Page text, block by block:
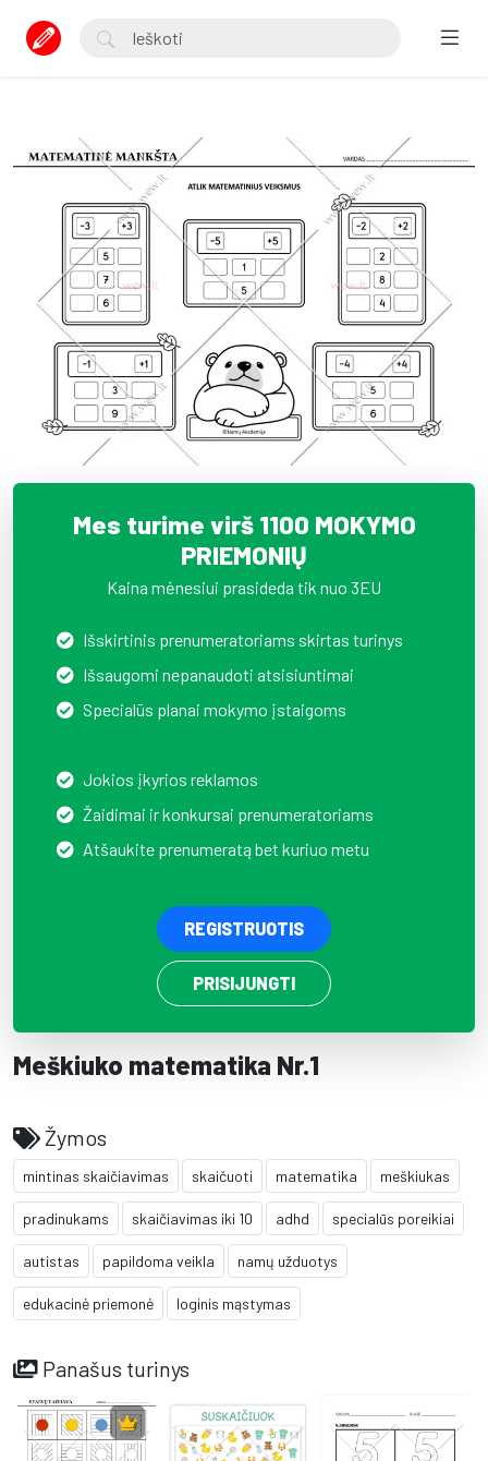
Mes turime virš 1100 MOKYMO
PRIEMONIŲ
Kaina mėnesiui prasideda tik nuo 3EU
Išskirtinis prenumeratoriams skirtas turinys
Išsaugomi nepanaudoti atsisiuntimai
Specialūs planai mokymo įstaigoms
Jokios įkyrios reklamos
Žaidimai ir konkursai prenumeratoriams
Atšaukite prenumeratą bet kuriuo metu
REGISTRUOTIS
PRISIJUNGTI
Meškiuko matematika Nr.1
Žymos
mintinas skaičiavimas skaičuoti matematika meškiukas
pradinukams skaičiavimas iki 10 adhd specialūs poreikiai
autistas papildoma veikla namų užduotys
edukacinė priemonė loginis mąstymas
Panašus turinys